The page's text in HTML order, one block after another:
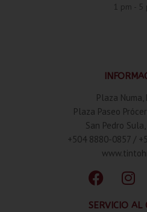
1 pm - 5
Plaza Numa,
Plaza Paseo
San Pedro
+504 8880-0857 /
SERVICIO AL